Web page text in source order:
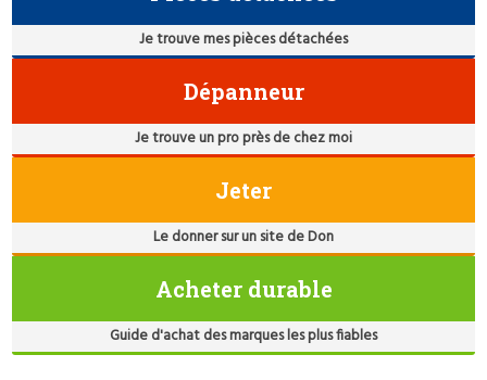
Je trouve mes pièces détachées
Dépanneur
Je trouve un pro près de chez moi
Jeter
Le donner sur un site de Don
Acheter durable
Guide d'achat des marques les plus fiables